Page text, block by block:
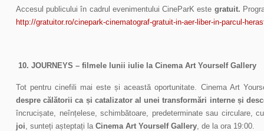
Accesul publicului în cadrul evenimentului CineParK este gratuit.
http://gratuitor.ro/cinepark-cinematograf-gratuit-in-aer-liber-in-parcul-
10. JOURNEYS – filmele lunii iulie la Cinema Art Yourself Gallery
Tot pentru cinefili mai este și această oportunitate. Cinema Art
despre călătorii ca și catalizator al unei transformări interne și
încrucișate, neînțelese, schimbătoare, predeterminate sau circulare,
joi, sunteți așteptați la Cinema Art Yourself Gallery, de la ora 19:00.